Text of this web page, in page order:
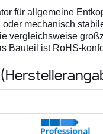
für allgemeine
mechanisch
vergleichsweise
Bauteil ist RoHS-